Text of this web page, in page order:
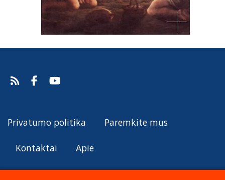
Privatumo politika Paremkite mus
Kontaktai Apie